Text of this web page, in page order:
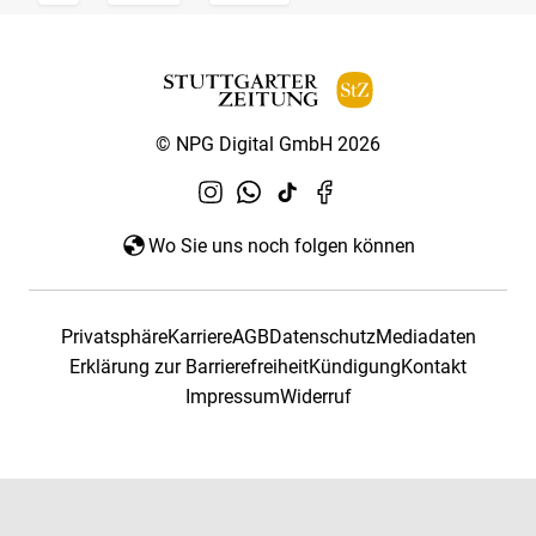
© NPG Digital GmbH 2026
Wo Sie uns noch folgen können
PrivatsphäreKarriereAGBDatenschutzMediadaten
Erklärung zur BarrierefreiheitKündigungKontakt
ImpressumWiderruf